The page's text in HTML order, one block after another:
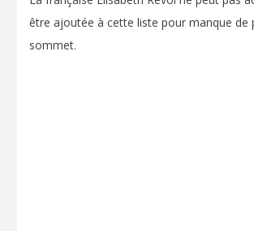
être ajoutée à cette liste pour manque de
sommet.